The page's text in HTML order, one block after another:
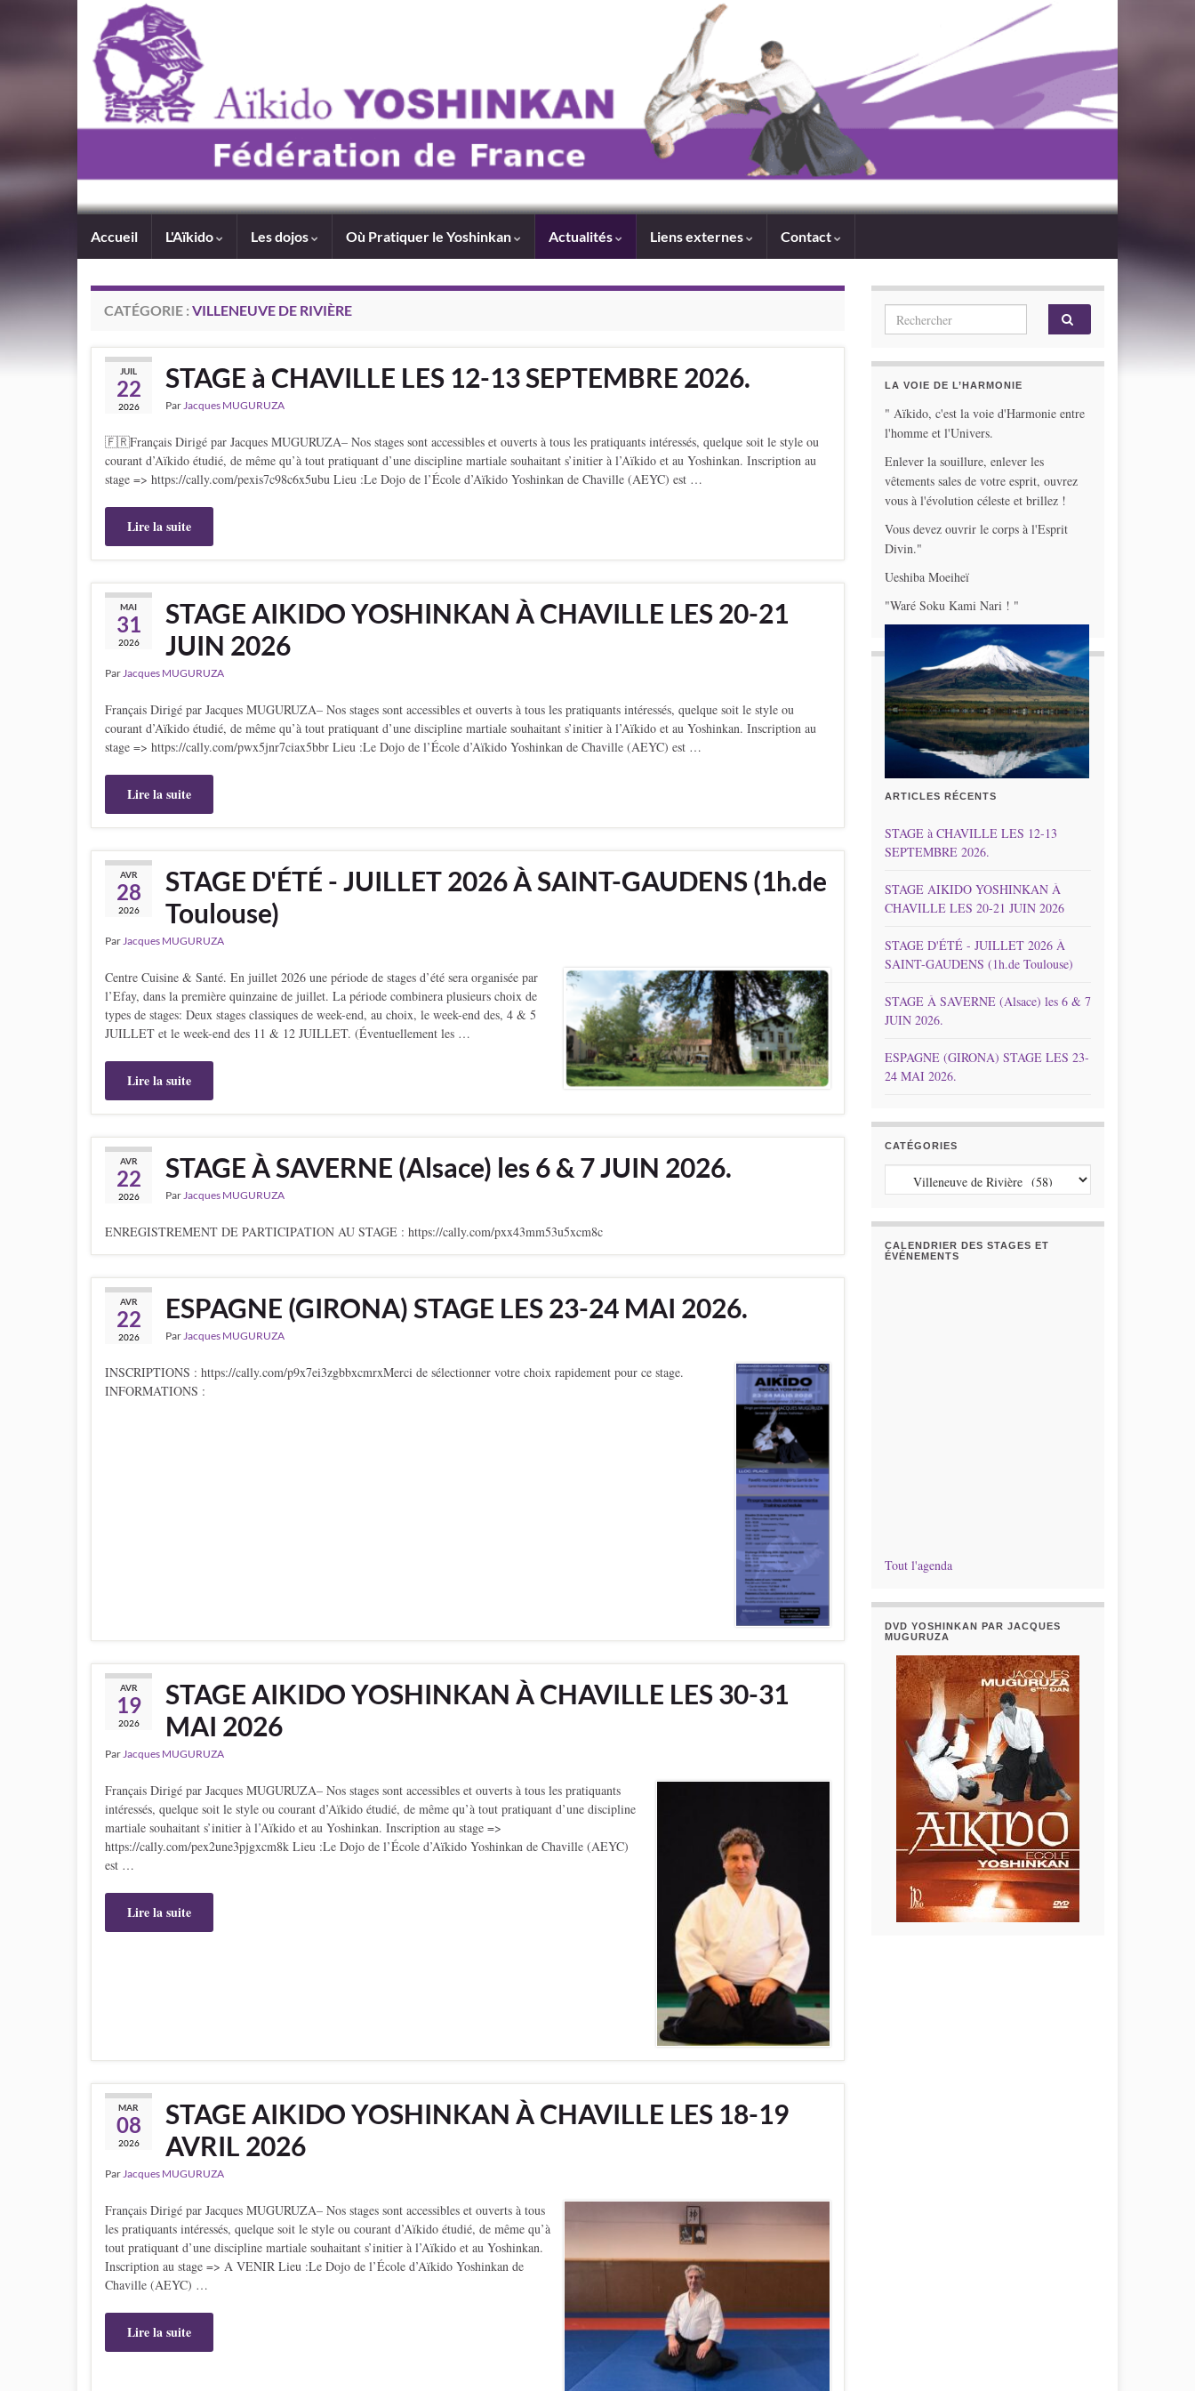
Accueil L'Aïkido Les dojos Où Pratiquer le Yoshinkan Actualités Liens externes Contact
CATÉGORIE : VILLENEUVE DE RIVIÈRE
JUIL
22
2026
STAGE à CHAVILLE LES 12-13 SEPTEMBRE 2026.
ParJacques MUGURUZA
🇫🇷Français Dirigé par Jacques MUGURUZA– Nos stages sont accessibles et ouverts à tous les pratiquants intéressés, quelque soit le style ou
courant d’Aïkido étudié, de même qu’à tout pratiquant d’une discipline martiale souhaitant s’initier à l’Aïkido et au Yoshinkan. Inscription au
stage => https://cally.com/pexis7c98c6x5ubu Lieu :Le Dojo de l’École d’Aïkido Yoshinkan de Chaville (AEYC) est …
Lire la suite
MAI
31
2026
STAGE AIKIDO YOSHINKAN À CHAVILLE LES 20-21
JUIN 2026
ParJacques MUGURUZA
Français Dirigé par Jacques MUGURUZA– Nos stages sont accessibles et ouverts à tous les pratiquants intéressés, quelque soit le style ou
courant d’Aïkido étudié, de même qu’à tout pratiquant d’une discipline martiale souhaitant s’initier à l’Aïkido et au Yoshinkan. Inscription au
stage => https://cally.com/pwx5jnr7ciax5bbr Lieu :Le Dojo de l’École d’Aïkido Yoshinkan de Chaville (AEYC) est …
Lire la suite
AVR
28
2026
STAGE D'ÉTÉ - JUILLET 2026 À SAINT-GAUDENS (1h.de
Toulouse)
ParJacques MUGURUZA
Centre Cuisine & Santé. En juillet 2026 une période de stages d’été sera organisée par
l’Efay, dans la première quinzaine de juillet. La période combinera plusieurs choix de
types de stages: Deux stages classiques de week-end, au choix, le week-end des, 4 & 5
JUILLET et le week-end des 11 & 12 JUILLET. (Éventuellement les …
Lire la suite
AVR
22
2026
STAGE À SAVERNE (Alsace) les 6 & 7 JUIN 2026.
ParJacques MUGURUZA
ENREGISTREMENT DE PARTICIPATION AU STAGE : https://cally.com/pxx43mm53u5xcm8c
AVR
22
2026
ESPAGNE (GIRONA) STAGE LES 23-24 MAI 2026.
ParJacques MUGURUZA
INSCRIPTIONS : https://cally.com/p9x7ei3zgbbxcmrxMerci de sélectionner votre choix rapidement pour ce stage.
INFORMATIONS :
AVR
19
2026
STAGE AIKIDO YOSHINKAN À CHAVILLE LES 30-31
MAI 2026
Par Jacques MUGURUZA
Français Dirigé par Jacques MUGURUZA– Nos stages sont accessibles et ouverts à tous les pratiquants
intéressés, quelque soit le style ou courant d’Aïkido étudié, de même qu’à tout pratiquant d’une discipline
martiale souhaitant s’initier à l’Aïkido et au Yoshinkan. Inscription au stage =>
https://cally.com/pex2une3pjgxcm8k Lieu :Le Dojo de l’École d’Aïkido Yoshinkan de Chaville (AEYC)
est …
Lire la suite
MAR
08
2026
STAGE AIKIDO YOSHINKAN À CHAVILLE LES 18-19
AVRIL 2026
Par Jacques MUGURUZA
Français Dirigé par Jacques MUGURUZA– Nos stages sont accessibles et ouverts à tous
les pratiquants intéressés, quelque soit le style ou courant d’Aïkido étudié, de même qu’à
tout pratiquant d’une discipline martiale souhaitant s’initier à l’Aïkido et au Yoshinkan.
Inscription au stage => A VENIR Lieu :Le Dojo de l’École d’Aïkido Yoshinkan de
Chaville (AEYC) …
Lire la suite
Search for:
LA VOIE DE L’HARMONIE
" Aïkido, c'est la voie d'Harmonie entre
l'homme et l'Univers.
Enlever la souillure, enlever les
vêtements sales de votre esprit, ouvrez
vous à l'évolution céleste et brillez !
Vous devez ouvrir le corps à l'Esprit
Divin."
Ueshiba Moeiheï
"Waré Soku Kami Nari ! "
ARTICLES RÉCENTS
STAGE à CHAVILLE LES 12-13
SEPTEMBRE 2026.
STAGE AIKIDO YOSHINKAN À
CHAVILLE LES 20-21 JUIN 2026
STAGE D'ÉTÉ - JUILLET 2026 À
SAINT-GAUDENS (1h.de Toulouse)
STAGE À SAVERNE (Alsace) les 6 & 7
JUIN 2026.
ESPAGNE (GIRONA) STAGE LES 23-
24 MAI 2026.
CATÉGORIES
Catégories
CALENDRIER DES STAGES ET
ÉVÉNEMENTS
Tout l'agenda
DVD YOSHINKAN PAR JACQUES
MUGURUZA